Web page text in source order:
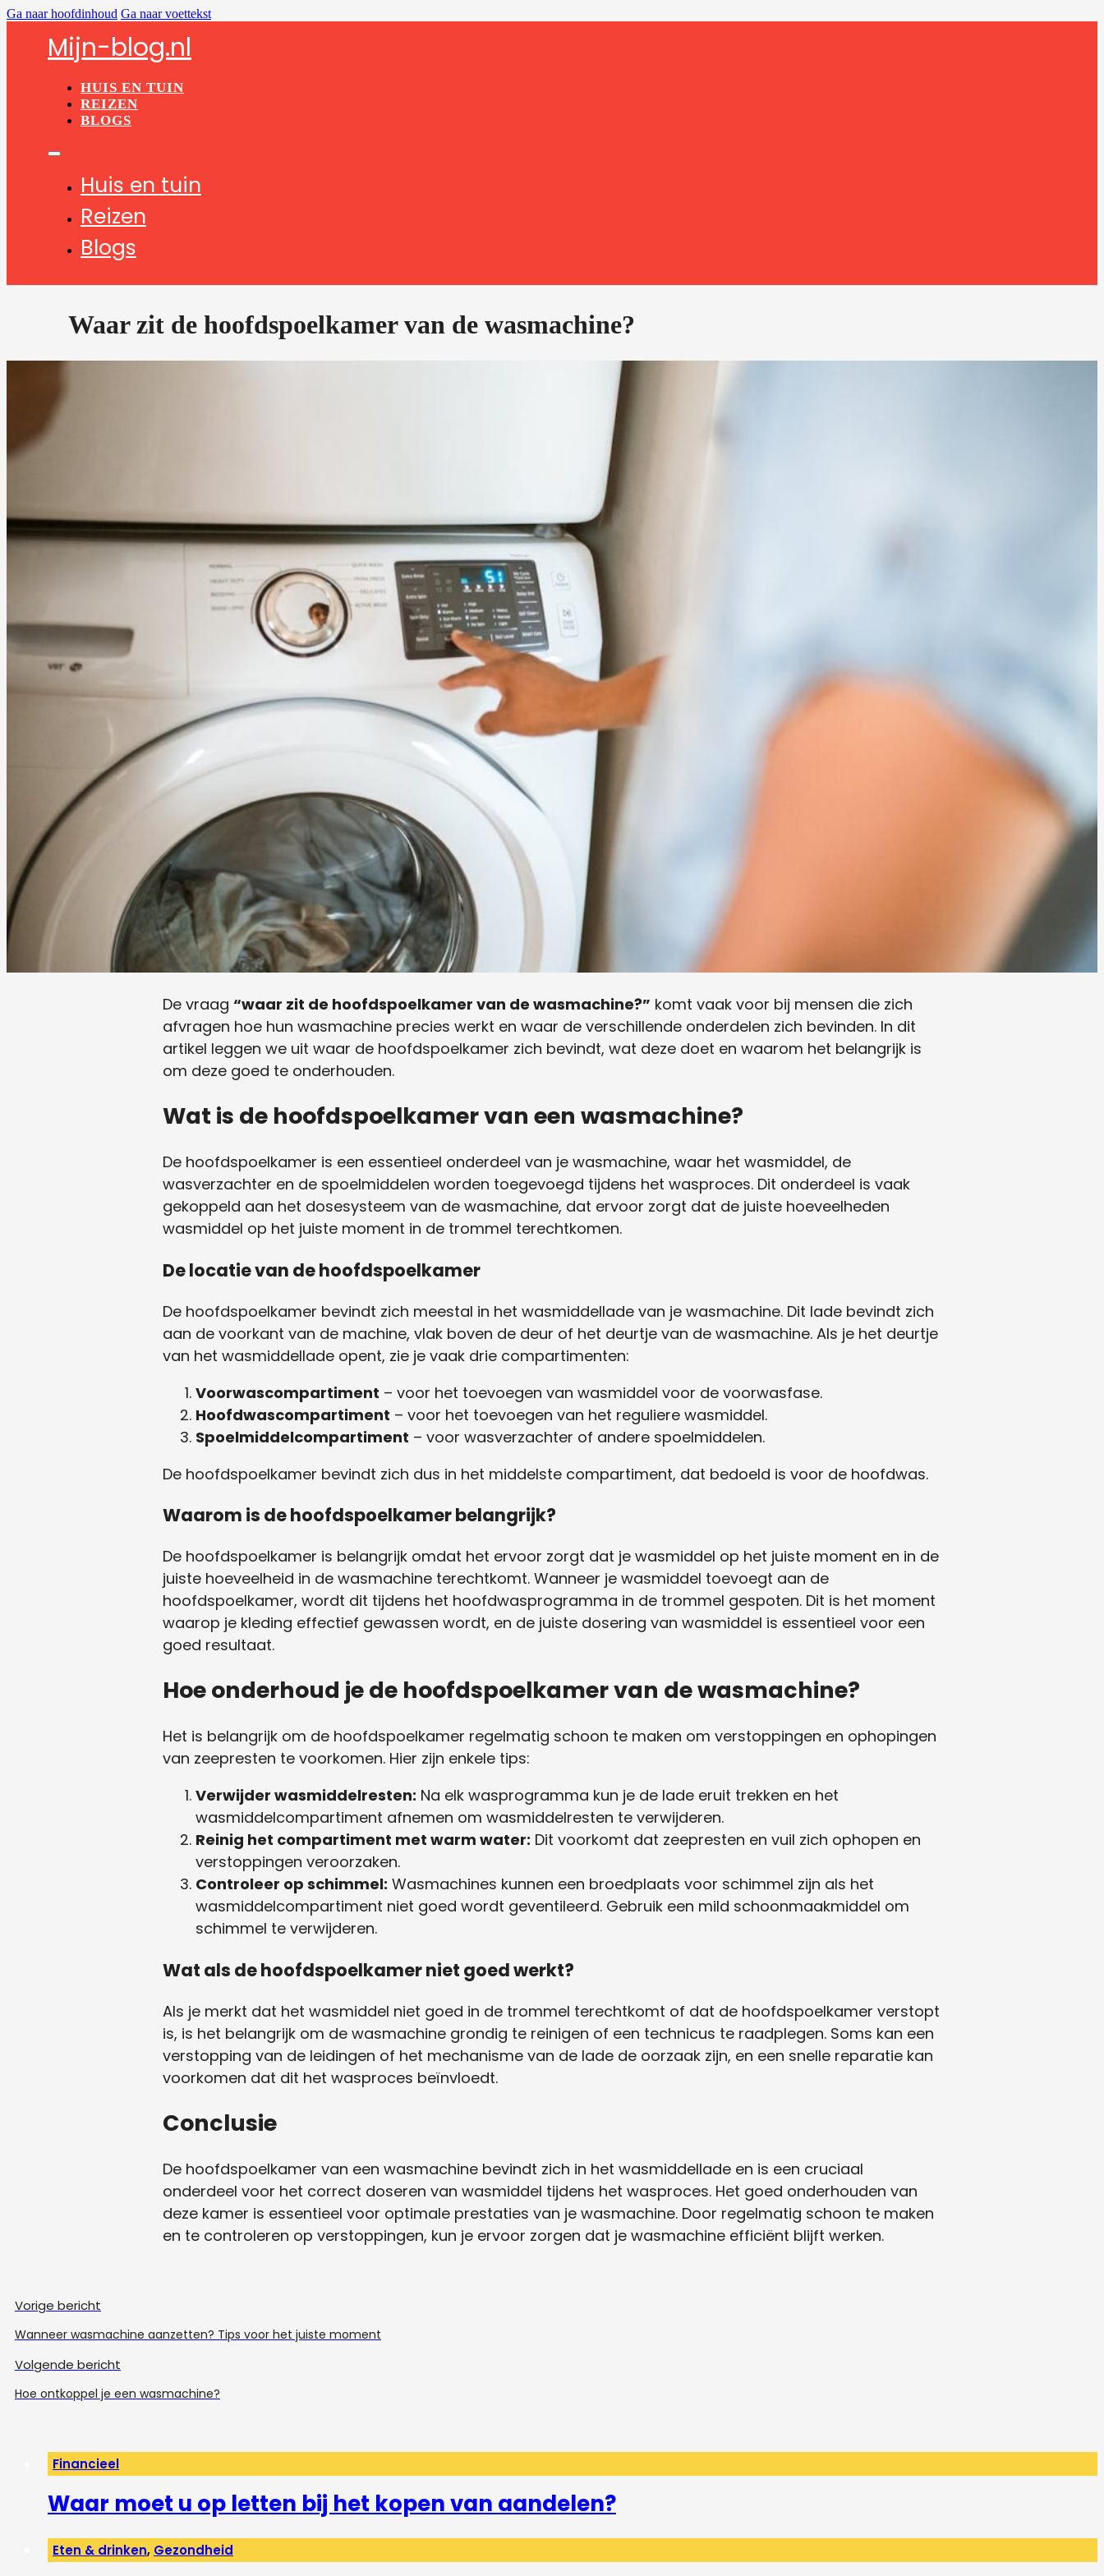
Ga naar hoofdinhoud Ga naar voettekst
Mijn-blog.nl
HUIS EN TUIN
REIZEN
BLOGS
Huis en tuin
Reizen
Blogs
Waar zit de hoofdspoelkamer van de wasmachine?
De vraag “waar zit de hoofdspoelkamer van de wasmachine?” komt vaak voor bij mensen die zich
afvragen hoe hun wasmachine precies werkt en waar de verschillende onderdelen zich bevinden. In dit
artikel leggen we uit waar de hoofdspoelkamer zich bevindt, wat deze doet en waarom het belangrijk is
om deze goed te onderhouden.
Wat is de hoofdspoelkamer van een wasmachine?
De hoofdspoelkamer is een essentieel onderdeel van je wasmachine, waar het wasmiddel, de
wasverzachter en de spoelmiddelen worden toegevoegd tijdens het wasproces. Dit onderdeel is vaak
gekoppeld aan het dosesysteem van de wasmachine, dat ervoor zorgt dat de juiste hoeveelheden
wasmiddel op het juiste moment in de trommel terechtkomen.
De locatie van de hoofdspoelkamer
De hoofdspoelkamer bevindt zich meestal in het wasmiddellade van je wasmachine. Dit lade bevindt zich
aan de voorkant van de machine, vlak boven de deur of het deurtje van de wasmachine. Als je het deurtje
van het wasmiddellade opent, zie je vaak drie compartimenten:
Voorwascompartiment – voor het toevoegen van wasmiddel voor de voorwasfase.
Hoofdwascompartiment – voor het toevoegen van het reguliere wasmiddel.
Spoelmiddelcompartiment – voor wasverzachter of andere spoelmiddelen.
De hoofdspoelkamer bevindt zich dus in het middelste compartiment, dat bedoeld is voor de hoofdwas.
Waarom is de hoofdspoelkamer belangrijk?
De hoofdspoelkamer is belangrijk omdat het ervoor zorgt dat je wasmiddel op het juiste moment en in de
juiste hoeveelheid in de wasmachine terechtkomt. Wanneer je wasmiddel toevoegt aan de
hoofdspoelkamer, wordt dit tijdens het hoofdwasprogramma in de trommel gespoten. Dit is het moment
waarop je kleding effectief gewassen wordt, en de juiste dosering van wasmiddel is essentieel voor een
goed resultaat.
Hoe onderhoud je de hoofdspoelkamer van de wasmachine?
Het is belangrijk om de hoofdspoelkamer regelmatig schoon te maken om verstoppingen en ophopingen
van zeepresten te voorkomen. Hier zijn enkele tips:
Verwijder wasmiddelresten: Na elk wasprogramma kun je de lade eruit trekken en het
wasmiddelcompartiment afnemen om wasmiddelresten te verwijderen.
Reinig het compartiment met warm water: Dit voorkomt dat zeepresten en vuil zich ophopen en
verstoppingen veroorzaken.
Controleer op schimmel: Wasmachines kunnen een broedplaats voor schimmel zijn als het
wasmiddelcompartiment niet goed wordt geventileerd. Gebruik een mild schoonmaakmiddel om
schimmel te verwijderen.
Wat als de hoofdspoelkamer niet goed werkt?
Als je merkt dat het wasmiddel niet goed in de trommel terechtkomt of dat de hoofdspoelkamer verstopt
is, is het belangrijk om de wasmachine grondig te reinigen of een technicus te raadplegen. Soms kan een
verstopping van de leidingen of het mechanisme van de lade de oorzaak zijn, en een snelle reparatie kan
voorkomen dat dit het wasproces beïnvloedt.
Conclusie
De hoofdspoelkamer van een wasmachine bevindt zich in het wasmiddellade en is een cruciaal
onderdeel voor het correct doseren van wasmiddel tijdens het wasproces. Het goed onderhouden van
deze kamer is essentieel voor optimale prestaties van je wasmachine. Door regelmatig schoon te maken
en te controleren op verstoppingen, kun je ervoor zorgen dat je wasmachine efficiënt blijft werken.
Vorige bericht
Wanneer wasmachine aanzetten? Tips voor het juiste moment
Volgende bericht
Hoe ontkoppel je een wasmachine?
Financieel
Waar moet u op letten bij het kopen van aandelen?
Eten & drinken, Gezondheid